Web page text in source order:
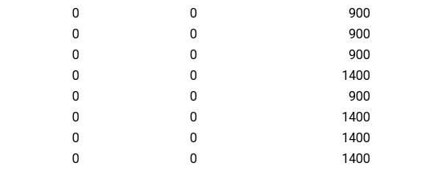
0 0
900
0 0
900
0 0
900
0 0
1400
0 0
900
0 0
1400
0 0
1400
0 0
1400